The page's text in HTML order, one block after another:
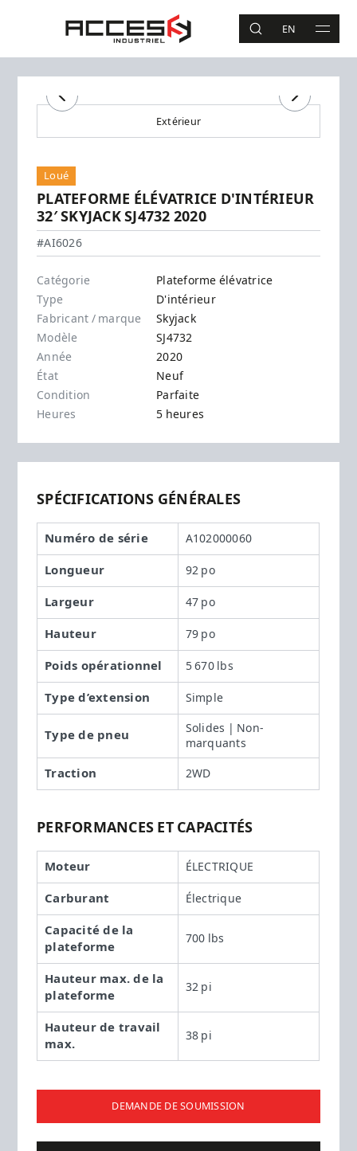
Accès Industriel
RECHERCHE
EN MAIN
Recherche
Précédent Suivant
Extérieur
Loué
PLATEFORME ÉLÉVATRICE D'INTÉRIEUR
32′ SKYJACK SJ4732 2020
Skyjack - SJ4732
#AI6026
Catégorie
Plateforme élévatrice
Type
D'intérieur
Fabricant / marque
Skyjack
Modèle
SJ4732
Année
2020
État
Neuf
Condition
Parfaite
Heures
5 heures
SPÉCIFICATIONS GÉNÉRALES
Numéro de série A102000060
Longueur 92 po
Largeur 47 po
Hauteur 79 po
Poids opérationnel 5 670 lbs
Type d’extension Simple
Type de pneu
Solides | Non-
marquants
Traction 2WD
PERFORMANCES ET CAPACITÉS
Moteur ÉLECTRIQUE
Carburant Électrique
Capacité de la
plateforme
700 lbs
Hauteur max. de la
plateforme
32 pi
Hauteur de travail
max.
38 pi
DEMANDE DE SOUMISSION